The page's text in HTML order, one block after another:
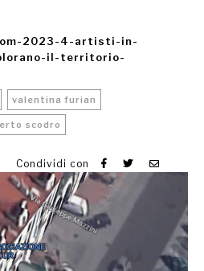
2023-4-artisti-in-
il-territorio-
valentina furian
scodro
Condividi con